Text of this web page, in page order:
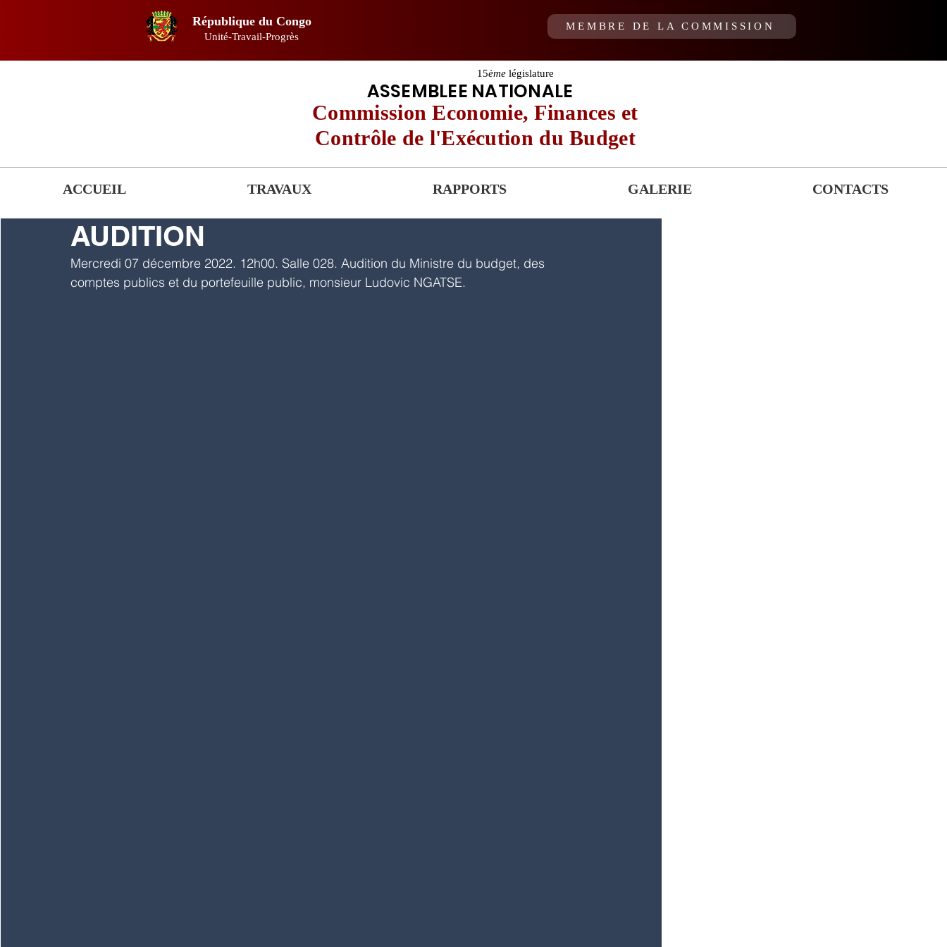
République du Congo
Unité-Travail-Progrès
MEMBRE DE LA COMMISSION
15ème législature
ASSEMBLEE NATIONALE
Commission Economie, Finances et
Contrôle de l'Exécution du Budget
ACCUEIL TRAVAUX RAPPORTS GALERIE CONTACTS
AUDITION
Mercredi 07 décembre 2022. 12h00. Salle 028. Audition du Ministre du budget, des
comptes publics et du portefeuille public, monsieur Ludovic NGATSE.